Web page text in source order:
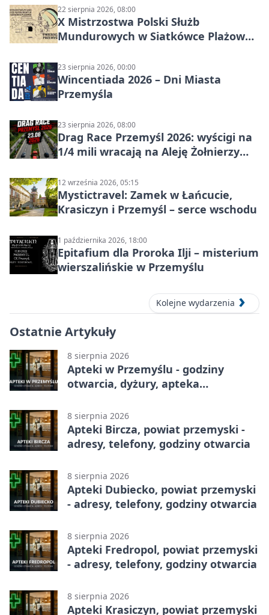
22 sierpnia 2026, 08:00
X Mistrzostwa Polski Służb
Mundurowych w Siatkówce Plażowej
23 sierpnia 2026, 00:00
Wincentiada 2026 – Dni Miasta
Przemyśla
23 sierpnia 2026, 08:00
Drag Race Przemyśl 2026: wyścigi na
1/4 mili wracają na Aleję Żołnierzy
12 września 2026, 05:15
Mystictravel: Zamek w Łańcucie,
Krasiczyn i Przemyśl – serce wschodu
1 października 2026, 18:00
Epitafium dla Proroka Ilji – misterium
wierszalińskie w Przemyślu
Kolejne wydarzenia
Ostatnie Artykuły
8 sierpnia 2026
Apteki w Przemyślu - godziny
otwarcia, dyżury, apteka
8 sierpnia 2026
Apteki Bircza, powiat przemyski -
adresy, telefony, godziny otwarcia
8 sierpnia 2026
Apteki Dubiecko, powiat przemyski
- adresy, telefony, godziny otwarcia
8 sierpnia 2026
Apteki Fredropol, powiat przemyski
- adresy, telefony, godziny otwarcia
8 sierpnia 2026
Apteki Krasiczyn, powiat przemyski